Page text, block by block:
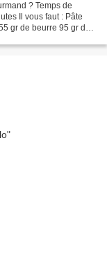
? Temps de
Il vous faut : Pâte
gr de beurre 95 gr de